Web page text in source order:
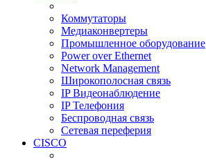
Коммутаторы
Медиаконвертеры
Промышленное оборудование
Power over Ethernet
Network Management
Широкополосная связь
IP Видеонаблюдение
IP Телефония
Беспроводная связь
Сетевая переферия
CISCO